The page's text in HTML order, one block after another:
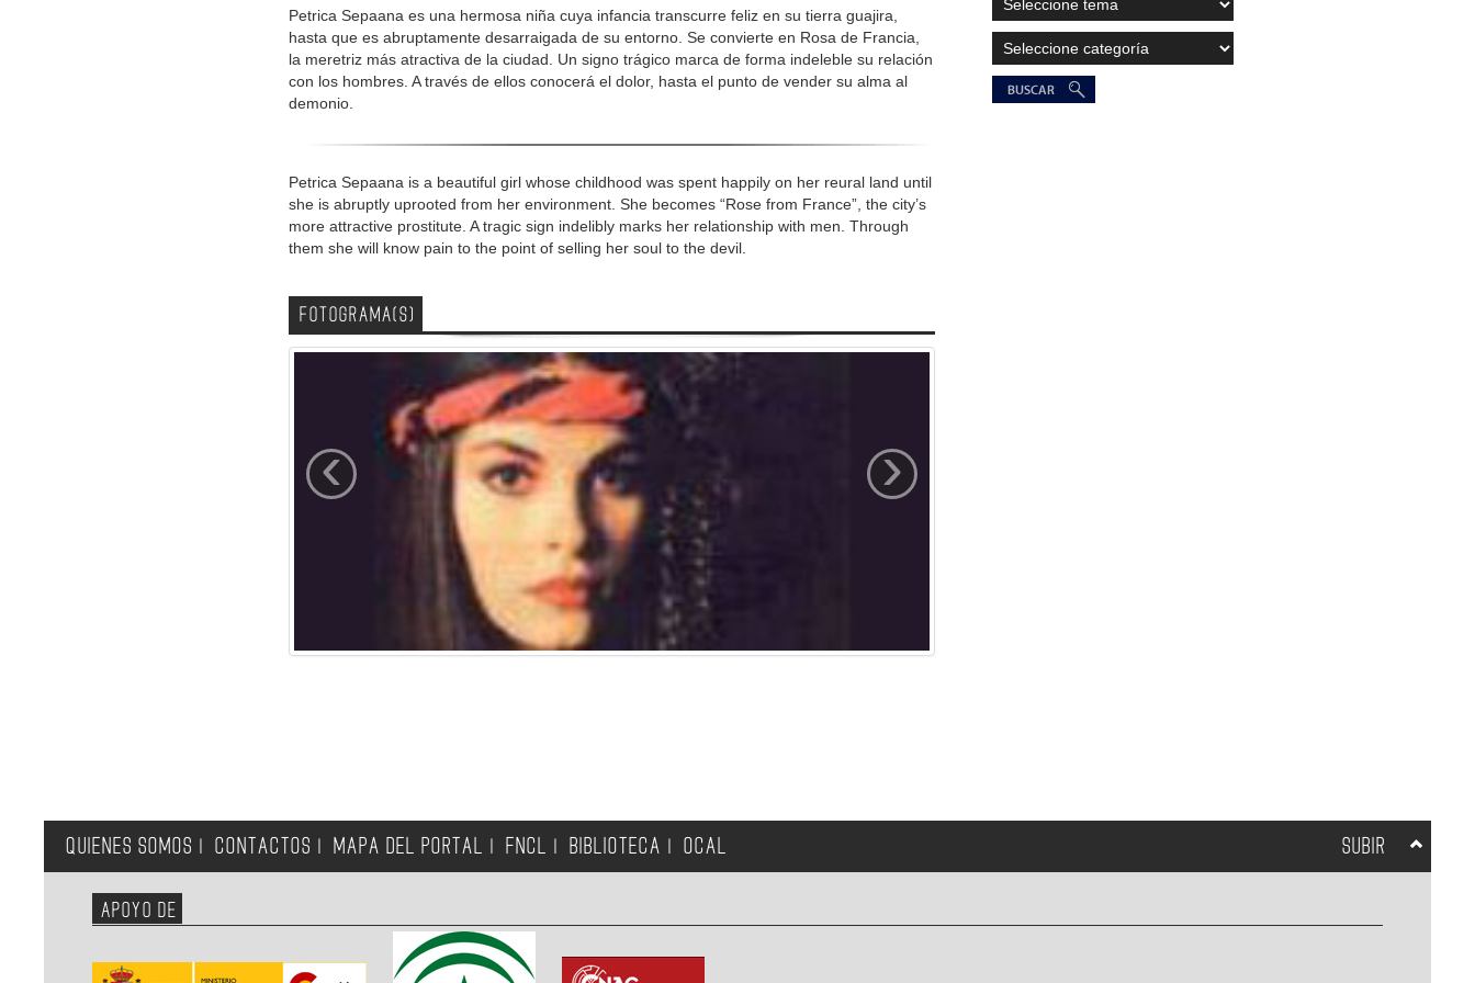
Petrica Sepaana es una hermosa niña cuya infancia transcurre feliz en su tierra guajira,
hasta que es abruptamente desarraigada de su entorno. Se convierte en Rosa de Francia,
la meretriz más atractiva de la ciudad. Un signo trágico marca de forma indeleble su relación
con los hombres. A través de ellos conocerá el dolor, hasta el punto de vender su alma al
demonio.
Petrica Sepaana is a beautiful girl whose childhood was spent happily on her reural land until
she is abruptly uprooted from her environment. She becomes “Rose from France”, the city’s
more attractive prostitute. A tragic sign indelibly marks her relationship with men. Through
them she will know pain to the point of selling her soul to the devil.
FOTOGRAMA(S)
‹ ›
QUIENES SOMOS CONTACTOS MAPA DEL PORTAL FNCL BIBLIOTECA OCAL SUBIR
APOYO DE